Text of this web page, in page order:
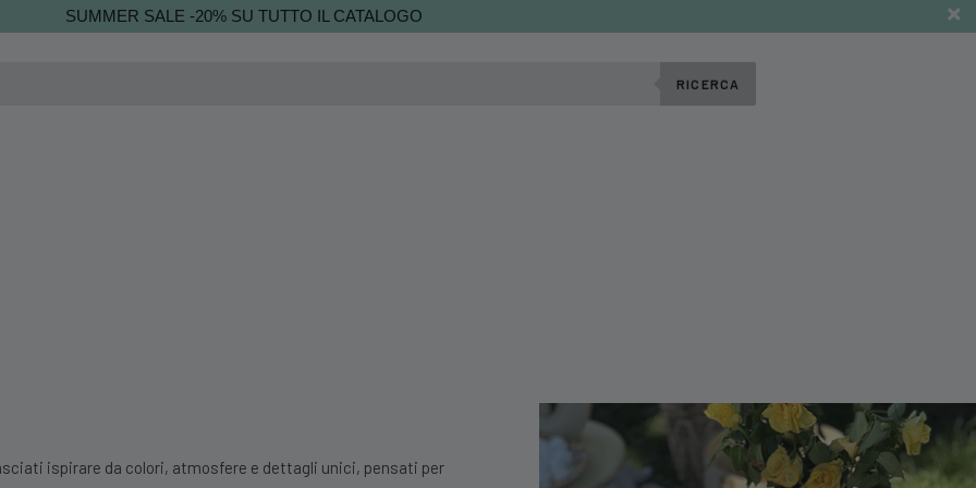
SUMMER SALE -20% SU TUTTO IL CATALOGO
RICERCA
ispirare da colori, atmosfere e dettagli unici, pensati per